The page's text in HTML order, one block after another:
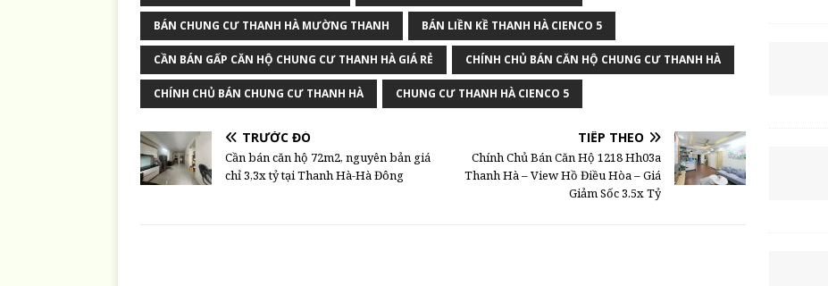
BÁN CHUNG CƯ THANH HÀ MƯỜNG THANH BÁN LIỀN KỀ THANH HÀ CIENCO 5
CẦN BÁN GẤP CĂN HỘ CHUNG CƯ THANH HÀ GIÁ RẺ CHÍNH CHỦ BÁN CĂN HỘ CHUNG CƯ THANH HÀ
CHÍNH CHỦ BÁN CHUNG CƯ THANH HÀ CHUNG CƯ THANH HÀ CIENCO 5
TRƯỚC ĐÓ
Cần bán căn hộ 72m2, nguyên bản giá
chỉ 3,3x tỷ tại Thanh Hà-Hà Đông
TIẾP THEO
Chính Chủ Bán Căn Hộ 1218 Hh03a
Thanh Hà – View Hồ Điều Hòa – Giá
Giảm Sốc 3.5x Tỷ